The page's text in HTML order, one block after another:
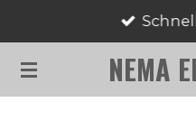
Hauptinhalt
springen
NEMA